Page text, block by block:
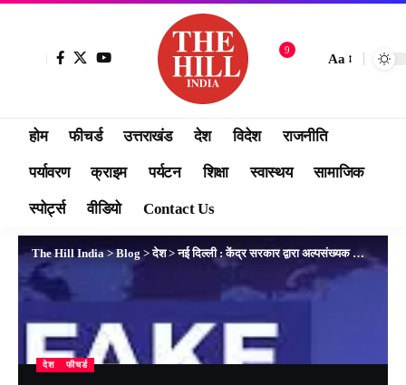
9
Aa
होम फीचर्ड उत्तराखंड देश विदेश राजनीति
पर्यावरण क्राइम पर्यटन शिक्षा स्वास्थय सामाजिक
स्पोर्ट्स वीडियो Contact Us
The Hill India>Blog >देश>नई दिल्ली : केंद्र सरकार द्वारा अल्पसंख्यक कार्य मंत्रालय को समाप्त करने की संभावना संबंधी रिपोर्ट झूठी :अल्पसंख्यक कार्य मंत्रालय
देश फीचर्ड